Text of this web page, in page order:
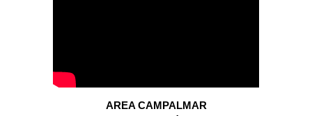
AREA CAMPALMAR